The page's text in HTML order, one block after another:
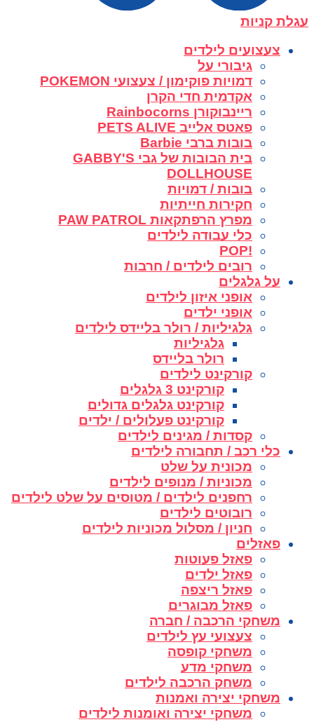
עגלת קניות
צעצועים לילדים
גיבורי על
דמויות פוקימון / צעצועי POKEMON
אקדמית חדי הקרן
ריינבוקורן Rainbocorns
פאטס אלייב PETS ALIVE
בובות ברבי Barbie
בית הבובות של גבי GABBY'S
DOLLHOUSE
בובות / דמויות
חקירות חייתיות
מפרץ הרפתקאות PAW PATROL
כלי עבודה לילדים
!POP
רובים לילדים / חרבות
על גלגלים
אופני איזון לילדים
אופני ילדים
גלגיליות / רולר בליידס לילדים
גלגיליות
רולר בליידס
קורקינט לילדים
קורקינט 3 גלגלים
קורקינט גלגלים גדולים
קורקינט פעלולים / ילדים
קסדות / מגינים לילדים
כלי רכב / תחבורה לילדים
מכונית על שלט
מכוניות / מנופים לילדים
רחפנים לילדים / מטוסים על שלט לילדים
רובוטים לילדים
חניון / מסלול מכוניות לילדים
פאזלים
פאזל פעוטות
פאזל ילדים
פאזל ריצפה
פאזל מבוגרים
משחקי הרכבה / חברה
צעצועי עץ לילדים
משחקי קופסה
משחקי מדע
משחק הרכבה לילדים
משחקי יצירה ואמנות
משחקי יצירה ואומנות לילדים